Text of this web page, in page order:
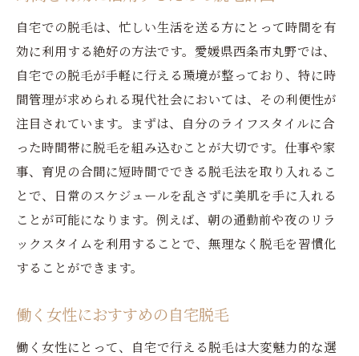
自宅での脱毛は、忙しい生活を送る方にとって時間を有
効に利用する絶好の方法です。愛媛県西条市丸野では、
自宅での脱毛が手軽に行える環境が整っており、特に時
間管理が求められる現代社会においては、その利便性が
注目されています。まずは、自分のライフスタイルに合
った時間帯に脱毛を組み込むことが大切です。仕事や家
事、育児の合間に短時間でできる脱毛法を取り入れるこ
とで、日常のスケジュールを乱さずに美肌を手に入れる
ことが可能になります。例えば、朝の通勤前や夜のリラ
ックスタイムを利用することで、無理なく脱毛を習慣化
することができます。
働く女性におすすめの自宅脱毛
働く女性にとって、自宅で行える脱毛は大変魅力的な選